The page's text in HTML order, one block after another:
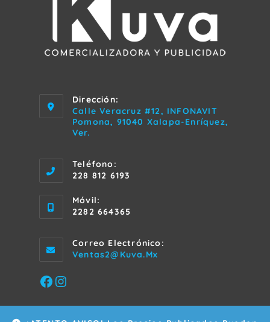
Dirección:
Calle Veracruz #12, INFONAVIT
Pomona, 91040 Xalapa-Enríquez,
Ver.
Teléfono:
228 812 6193
Móvil:
2282 664365
Correo Electrónico:
Ventas2@kuva.mx
Facebook
Instagram